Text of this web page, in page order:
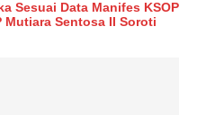
Sesuai Data Manifes KSOP
Mutiara Sentosa II Soroti